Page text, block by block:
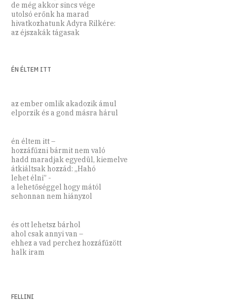
de még akkor sincs vége
utolsó erőnk ha marad
hivatkozhatunk Adyra Rilkére:
az éjszakák tágasak
ÉN ÉLTEM ITT
az ember omlik akadozik ámul
elporzik és a gond másra hárul
én éltem itt –
hozzáfűzni bármit nem való
hadd maradjak egyedül, kiemelve
átkiáltsak hozzád: „Hahó
lehet élni” -
a lehetőséggel hogy mától
sehonnan nem hiányzol
és ott lehetsz bárhol
ahol csak annyi van –
ehhez a vad perchez hozzáfűzött
halk iram
FELLINI